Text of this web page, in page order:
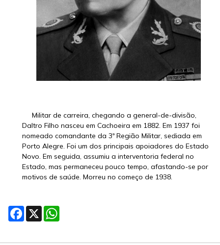
Militar de carreira, chegando a general-de-divisão,
Daltro Filho nasceu em Cachoeira em 1882. Em 1937 foi
nomeado comandante da 3ª Região Militar, sediada em
Porto Alegre. Foi um dos principais apoiadores do Estado
Novo. Em seguida, assumiu a interventoria federal no
Estado, mas permaneceu pouco tempo, afastando-se por
motivos de saúde. Morreu no começo de 1938.
Facebook
X